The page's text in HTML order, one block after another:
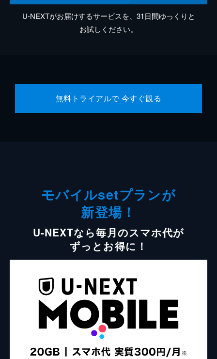
U-NEXTがお届けするサービスを、31日間ゆっくりと
お試しください。
無料トライアルで 今すぐ観る
モバイルsetプランが
新登場！
U-NEXTなら毎月のスマホ代が
ずっとお得に！